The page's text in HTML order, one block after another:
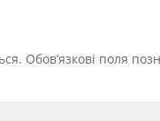
Обов’язкові поля